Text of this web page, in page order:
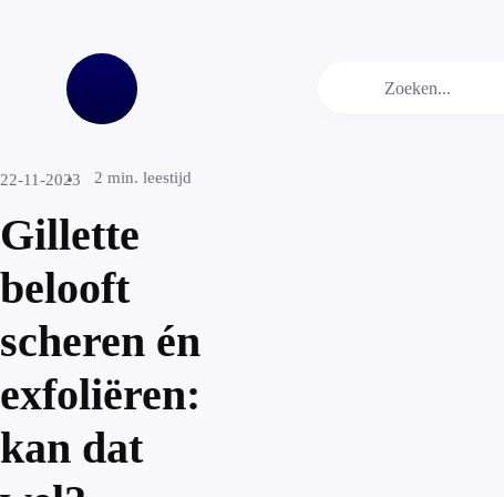
22-11-2023 2 min. leestijd
Gillette
belooft
scheren én
exfoliëren:
kan dat